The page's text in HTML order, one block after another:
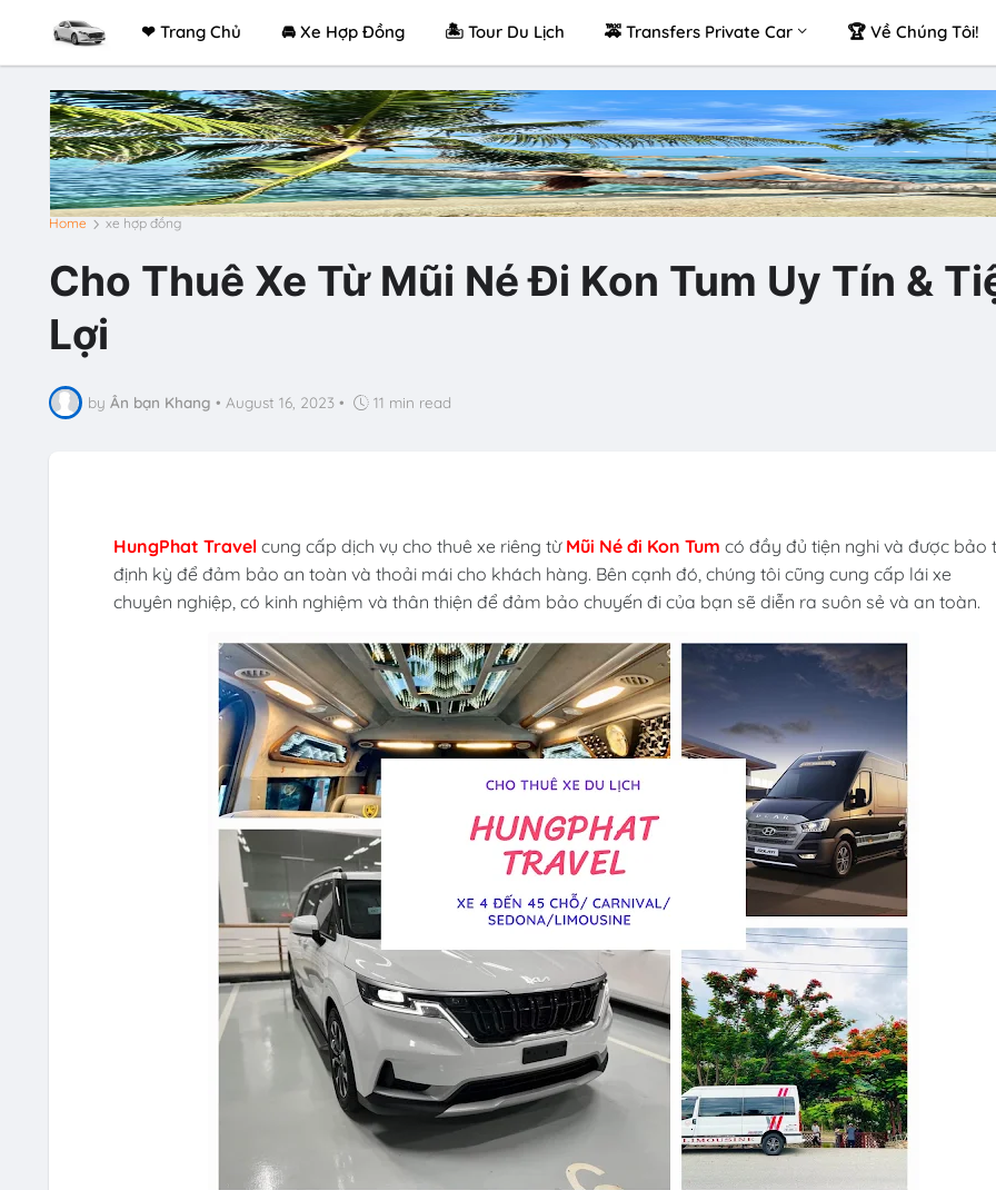
❤ Trang Chủ 🚘 Xe Hợp Đồng 🏝 Tour Du Lịch 🚕 Transfers Private Car 🏆 Về Chúng Tôi!
Home xe hợp đồng
Cho Thuê Xe Từ Mũi Né Đi Kon Tum Uy Tín &
Lợi
by Ân bạn Khang • August 16, 2023 • 11 min read
HungPhat Travelcung cấp dịch vụ cho thuê xe riêng từ Mũi Né đi Kon Tum có đầy đủ tiện nghi và được bảo
định kỳ để đảm bảo an toàn và thoải mái cho khách hàng. Bên cạnh đó, chúng tôi cũng cung cấp lái xe
chuyên nghiệp, có kinh nghiệm và thân thiện để đảm bảo chuyến đi của bạn sẽ diễn ra suôn sẻ và an toàn.